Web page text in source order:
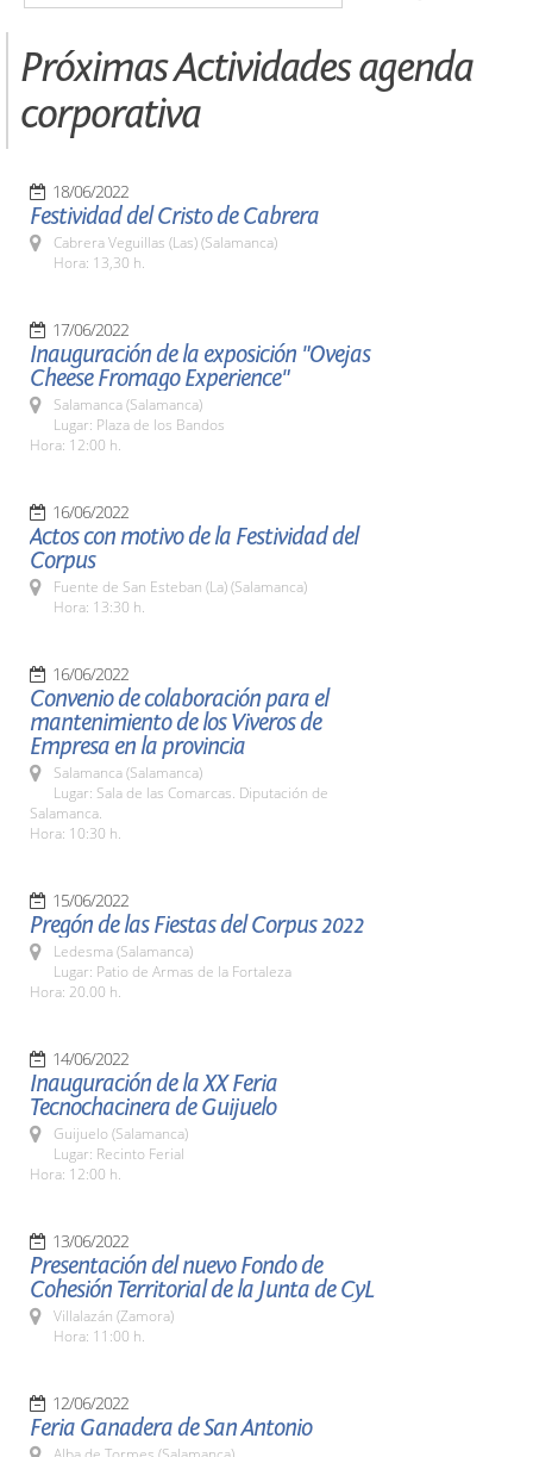
Próximas Actividades agenda
corporativa
18/06/2022
Festividad del Cristo de Cabrera
Cabrera Veguillas (Las) (Salamanca)
Hora: 13,30 h.
17/06/2022
Inauguración de la exposición "Ovejas
Cheese Fromago Experience"
Salamanca (Salamanca)
Lugar: Plaza de los Bandos
Hora: 12:00 h.
16/06/2022
Actos con motivo de la Festividad del
Corpus
Fuente de San Esteban (La) (Salamanca)
Hora: 13:30 h.
16/06/2022
Convenio de colaboración para el
mantenimiento de los Viveros de
Empresa en la provincia
Salamanca (Salamanca)
Lugar: Sala de las Comarcas. Diputación de
Salamanca.
Hora: 10:30 h.
15/06/2022
Pregón de las Fiestas del Corpus 2022
Ledesma (Salamanca)
Lugar: Patio de Armas de la Fortaleza
Hora: 20.00 h.
14/06/2022
Inauguración de la XX Feria
Tecnochacinera de Guijuelo
Guijuelo (Salamanca)
Lugar: Recinto Ferial
Hora: 12:00 h.
13/06/2022
Presentación del nuevo Fondo de
Cohesión Territorial de la Junta de CyL
Villalazán (Zamora)
Hora: 11:00 h.
12/06/2022
Feria Ganadera de San Antonio